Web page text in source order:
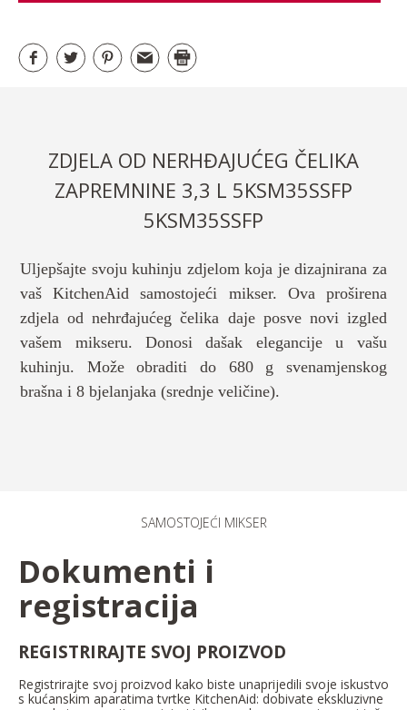
ZDJELA OD NERHĐAJUĆEG ČELIKA
ZAPREMNINE 3,3 L 5KSM35SSFP
5KSM35SSFP
Uljepšajte svoju kuhinju zdjelom koja je dizajnirana za
vaš KitchenAid samostojeći mikser. Ova proširena
zdjela od nehrđajućeg čelika daje posve novi izgled
vašem mikseru. Donosi dašak elegancije u vašu
kuhinju. Može obraditi do 680 g svenamjenskog
brašna i 8 bjelanjaka (srednje veličine).
SAMOSTOJEĆI MIKSER
Dokumenti i
registracija
REGISTRIRAJTE SVOJ PROIZVOD
Registrirajte svoj proizvod kako biste unaprijedili svoje iskustvo
s kućanskim aparatima tvrtke KitchenAid: dobivate ekskluzivne